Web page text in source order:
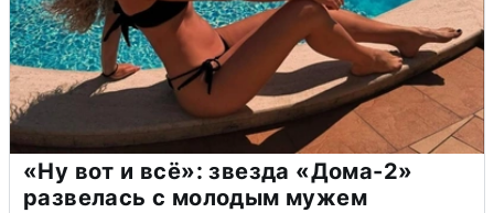
«Ну вот и всё»: звезда «Дома-2»
развелась с молодым мужем